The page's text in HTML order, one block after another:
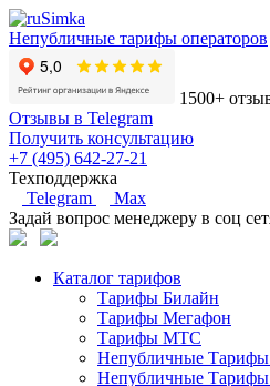
Непубличные тарифы операторов
1500+
Отзывы в Telegram
Получить консультацию
+7 (495) 642-27-21
Техподдержка
Telegram
Max
Задай вопрос менеджеру в соц
Каталог тарифов
Тарифы Билайн
Тарифы Мегафон
Тарифы МТС
Непубличные
Непубличные Тарифы